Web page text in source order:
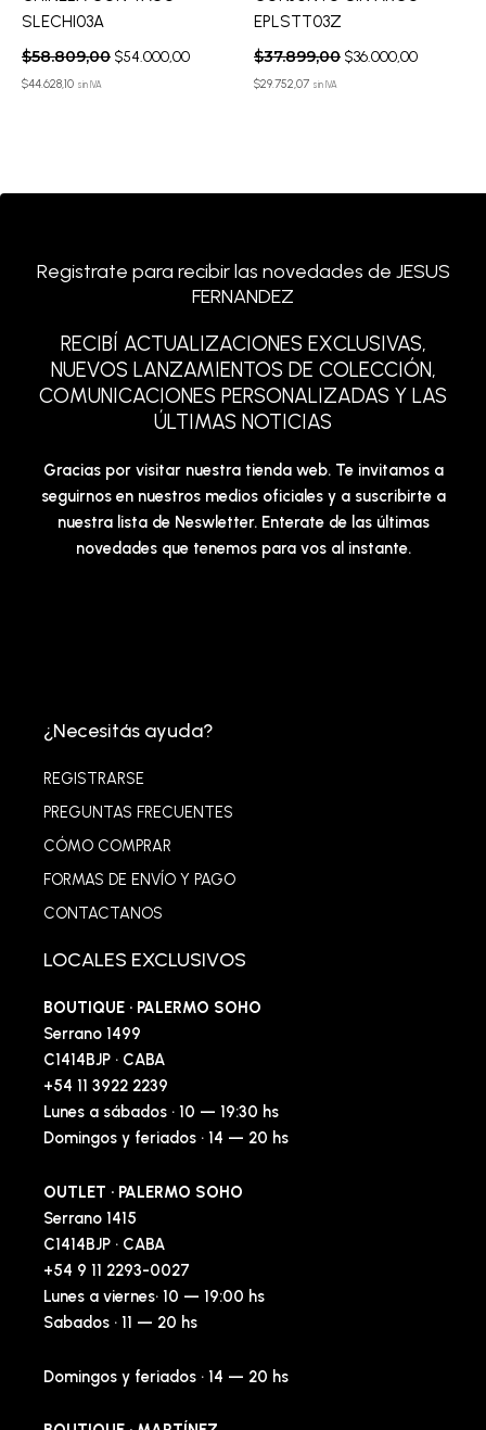
SLECHI03A
$58.809,00 $54.000,00
$44.628,10 sin IVA
EPLSTT03Z
$37.899,00 $36.000,00
$29.752,07 sin IVA
Registrate para recibir las novedades de JESUS
FERNANDEZ
RECIBÍ ACTUALIZACIONES EXCLUSIVAS,
NUEVOS LANZAMIENTOS DE COLECCIÓN,
COMUNICACIONES PERSONALIZADAS Y LAS
ÚLTIMAS NOTICIAS
Gracias por visitar nuestra tienda web. Te invitamos a
seguirnos en nuestros medios oficiales y a suscribirte a
nuestra lista de Neswletter. Enterate de las últimas
novedades que tenemos para vos al instante.
¿Necesitás ayuda?
REGISTRARSE
PREGUNTAS FRECUENTES
CÓMO COMPRAR
FORMAS DE ENVÍO Y PAGO
CONTACTANOS
LOCALES EXCLUSIVOS
BOUTIQUE · PALERMO SOHO
Serrano 1499
C1414BJP · CABA
+54 11 3922 2239
Lunes a sábados · 10 — 19:30 hs
Domingos y feriados · 14 — 20 hs
OUTLET · PALERMO SOHO
Serrano 1415
C1414BJP · CABA
+54 9 11 2293-0027
Lunes a viernes· 10 — 19:00 hs
Sabados · 11 — 20 hs
Domingos y feriados · 14 — 20 hs